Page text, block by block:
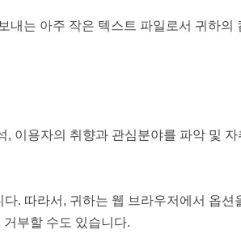
내는 아주 작은 텍스트 파일로서 귀하
이용자의 취향과 관심분야를 파악 및
. 따라서, 귀하는 웹 브라우저에서 옵
부할 수도 있습니다.